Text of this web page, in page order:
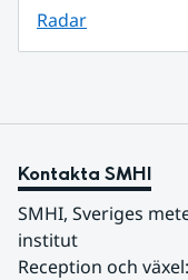
Radar
Kontakta SMHI
SMHI, Sveriges
institut
Reception och